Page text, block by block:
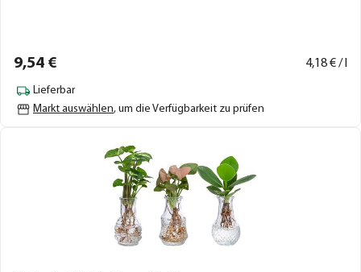
9,54 € 4,18€ / l
Lieferbar
Markt auswählen, um die Verfügbarkeit zu prüfen